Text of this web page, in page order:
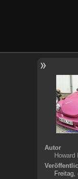
Autor
Howard
Freitag,